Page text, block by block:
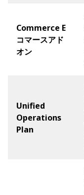
Commerce E
コマースアド
オン
Unified
Operations
Plan